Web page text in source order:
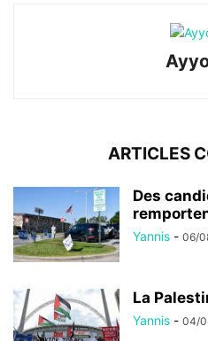
ARTICLES
Des
Yannis - 06/
La
Yannis - 04/